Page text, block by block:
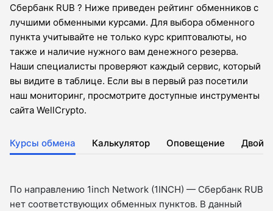
Сбербанк RUB ? Ниже приведен рейтинг обменников с
лучшими обменными курсами. Для выбора обменного
пункта учитывайте не только курс криптовалюты, но
также и наличие нужного вам денежного резерва.
Наши специалисты проверяют каждый сервис, который
вы видите в таблице. Если вы в первый раз посетили
наш мониторинг, просмотрите доступные инструменты
сайта WellCrypto.
Курсы обмена Калькулятор Оповещение
По направлению 1inch Network (1INCH) — Сбербанк RUB
нет соответствующих обменных пунктов. В данный